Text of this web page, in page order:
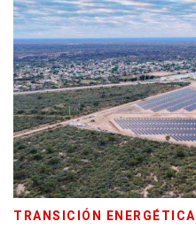
TRANSICIÓN ENERGÉTICA